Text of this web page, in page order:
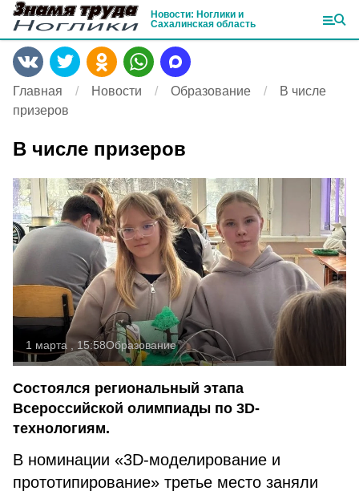
Новости: Ноглики и
Сахалинская область
Главная Новости Образование
В числе
призеров
В числе призеров
1 марта , 15:58Образование
Состоялся региональный этапа
Всероссийской олимпиады по 3D-
технологиям.
В номинации «3D-моделирование и
прототипирование» третье место заняли